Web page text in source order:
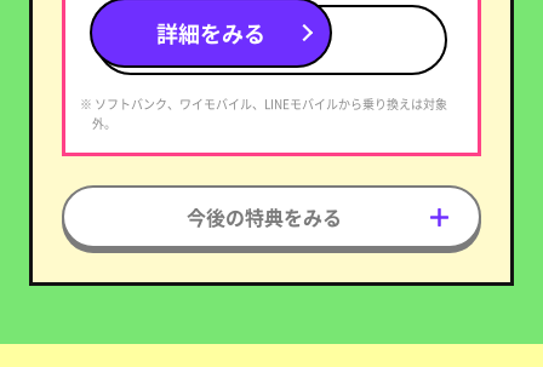
詳細をみる
※ ソフトバンク、ワイモバイル、LINEモバイルから乗り換えは対象
外。
今後の特典をみる